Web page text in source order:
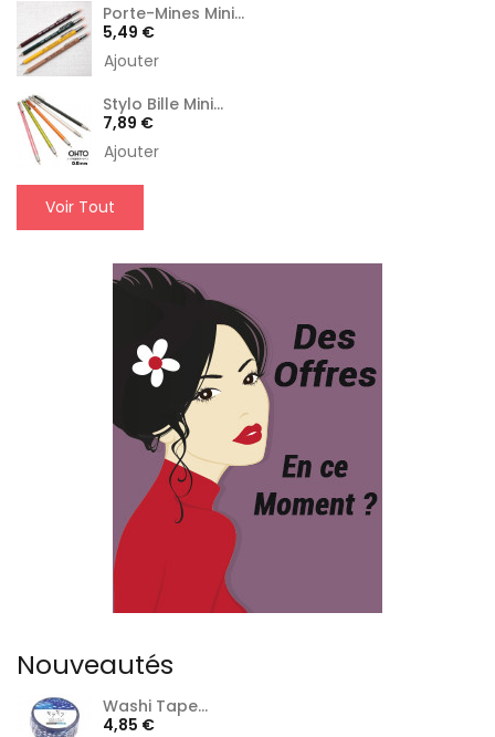
Porte-Mines Mini...
Prix
5,49 €
Ajouter
Stylo Bille Mini...
Prix
7,89 €
Ajouter
Voir Tout
Nouveautés
Washi Tape...
Prix
4,85 €